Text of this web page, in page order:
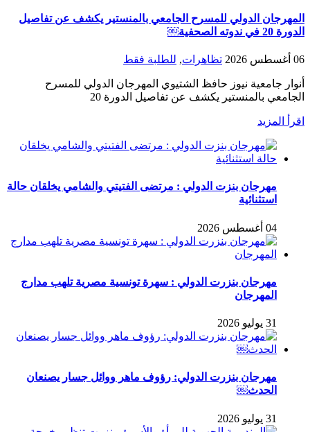
المهرجان الدولي للمسرح الجامعي بالمنستير يكشف عن تفاصيل
الدورة 20 في ندوته الصحفية￼
06 أغسطس 2026 تظاهرات, للطلبة فقط
أنوار جامعية نيوز حافظ الشتيوي المهرجان الدولي للمسرح
الجامعي بالمنستير يكشف عن تفاصيل الدورة 20
اقرأ المزيد
مهرجان بنزت الدولي : مرتضى الفتيتي والشامي يخلقان حالة
استثنائية
04 أغسطس 2026
مهرجان بنزرت الدولي : سهرة تونسية مصرية تلهب مدارج
المهرجان
31 يوليو 2026
مهرجان بنزرت الدولي: رؤوف ماهر ووائل جسار يصنعان
الحدث￼
31 يوليو 2026